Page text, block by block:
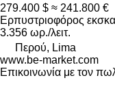
279.400 $ ≈ 241.800 €
Ερπυστριοφόρος
3.356 ωρ./λειτ.
Περού, Lima
www.be-market.com
Επικοινωνία με τον